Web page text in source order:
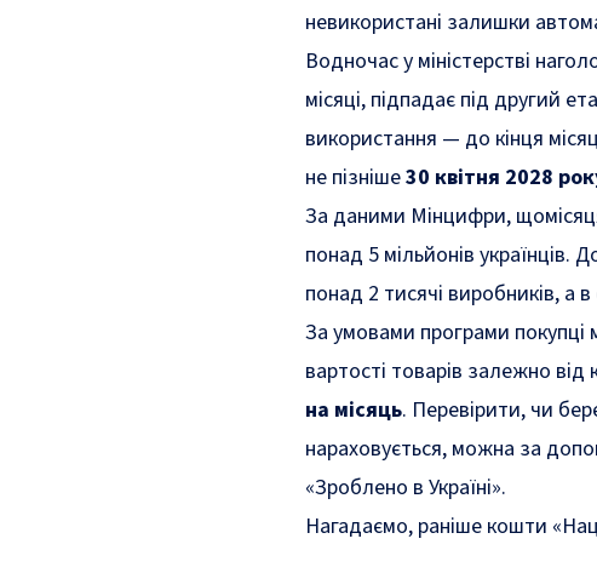
невикористані залишки
Водночас у міністерстві
місяці, підпадає під другий
використання — до кінця
не пізніше30 квітня 2028
За даними Мінцифри,
понад 5 мільйонів українців.
понад 2 тисячі виробників, а в
За умовами програми покупці
вартості товарів залежно
на місяць. Перевірити, чи
нараховується, можна за
«Зроблено в Україні».
Нагадаємо, раніше кошти